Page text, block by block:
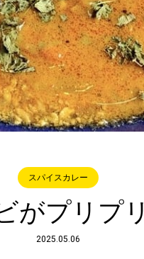
スパイスカレー
がプリプリ
2025.05.06